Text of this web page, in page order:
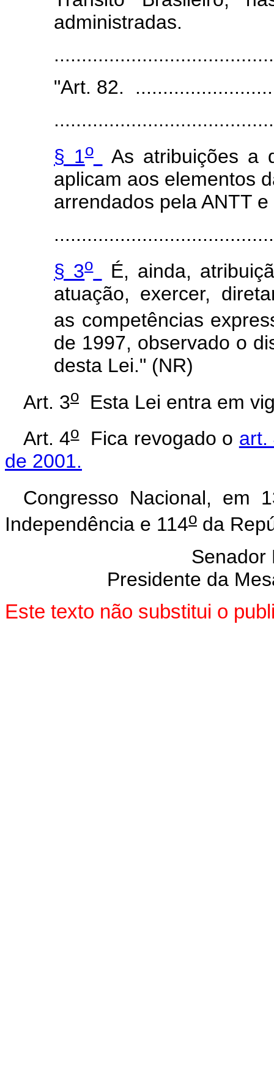
administradas.
"Art. 82.
§ 1o
As atribuições
aplicam aos elementos
arrendados pela ANTT
§ 3o
É, ainda,
atuação, exercer,
as competências
de 1997, observado o
desta Lei." (NR)
Art. 3o Esta Lei entra em
Art. 4oFica revogado o art.
de 2001.
Congresso Nacional, em
Independência e 114o da
Senador
Presidente da
Este texto não substitui o